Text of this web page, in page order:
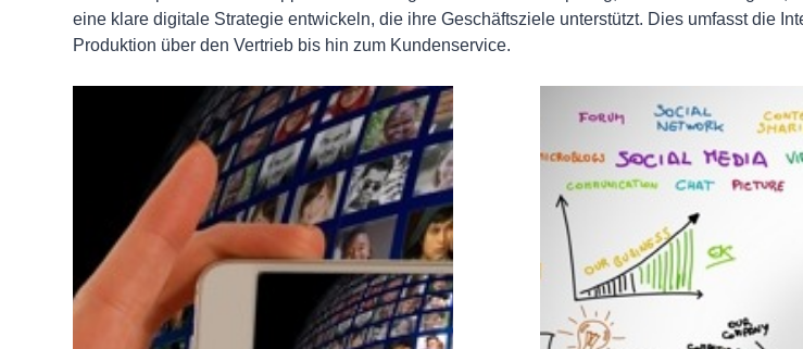
eine klare digitale Strategie entwickeln, die ihre Geschäftsziele unterstützt. Dies umfasst die
Produktion über den Vertrieb bis hin zum Kundenservice.